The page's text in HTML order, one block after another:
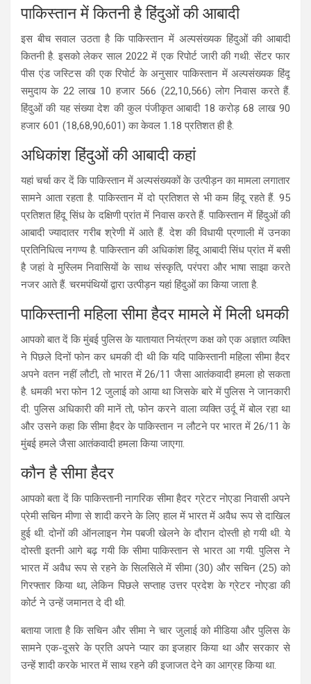
पाकिस्तान में कितनी है हिंदुओं की आबादी
इस बीच सवाल उठता है कि पाकिस्तान में अल्पसंख्यक हिंदुओं की आबादी
कितनी है. इसको लेकर साल 2022 में एक रिपोर्ट जारी की गथी. सेंटर फार
पीस एंड जस्टिस की एक रिपोर्ट के अनुसार पाकिस्तान में अल्पसंख्यक हिंदू
समुदाय के 22 लाख 10 हजार 566 (22,10,566) लोग निवास करते हैं.
हिंदुओं की यह संख्या देश की कुल पंजीकृत आबादी 18 करोड़ 68 लाख 90
हजार 601 (18,68,90,601) का केवल 1.18 प्रतिशत ही है.
अधिकांश हिंदुओं की आबादी कहां
यहां चर्चा कर दें कि पाकिस्तान में अल्पसंख्यकों के उत्पीड़न का मामला लगातार
सामने आता रहता है. पाकिस्तान में दो प्रतिशत से भी कम हिंदू रहते हैं. 95
प्रतिशत हिंदू सिंध के दक्षिणी प्रांत में निवास करते हैं. पाकिस्तान में हिंदुओं की
आबादी ज्यादातर गरीब श्रेणी में आते हैं. देश की विधायी प्रणाली में उनका
प्रतिनिधित्व नगण्य है. पाकिस्तान की अधिकांश हिंदू आबादी सिंध प्रांत में बसी
है जहां वे मुस्लिम निवासियों के साथ संस्कृति, परंपरा और भाषा साझा करते
नजर आते हैं. चरमपंथियों द्वारा उत्पीड़न यहां हिंदुओं का किया जाता है.
पाकिस्तानी महिला सीमा हैदर मामले में मिली धमकी
आपको बात दें कि मुंबई पुलिस के यातायात नियंत्रण कक्ष को एक अज्ञात व्यक्ति
ने पिछले दिनों फोन कर धमकी दी थी कि यदि पाकिस्तानी महिला सीमा हैदर
अपने वतन नहीं लौटी, तो भारत में 26/11 जैसा आतंकवादी हमला हो सकता
है. धमकी भरा फोन 12 जुलाई को आया था जिसके बारे में पुलिस ने जानकारी
दी. पुलिस अधिकारी की मानें तो, फोन करने वाला व्यक्ति उर्दू में बोल रहा था
और उसने कहा कि सीमा हैदर के पाकिस्तान न लौटने पर भारत में 26/11 के
मुंबई हमले जैसा आतंकवादी हमला किया जाएगा.
कौन है सीमा हैदर
आपको बता दें कि पाकिस्तानी नागरिक सीमा हैदर ग्रेटर नोएडा निवासी अपने
प्रेमी सचिन मीणा से शादी करने के लिए हाल में भारत में अवैध रूप से दाखिल
हुई थी. दोनों की ऑनलाइन गेम पबजी खेलने के दौरान दोस्ती हो गयी थी. ये
दोस्ती इतनी आगे बढ़ गयी कि सीमा पाकिस्तान से भारत आ गयी. पुलिस ने
भारत में अवैध रूप से रहने के सिलसिले में सीमा (30) और सचिन (25) को
गिरफ्तार किया था, लेकिन पिछले सप्ताह उत्तर प्रदेश के ग्रेटर नोएडा की
कोर्ट ने उन्हें जमानत दे दी थी.
बताया जाता है कि सचिन और सीमा ने चार जुलाई को मीडिया और पुलिस के
सामने एक-दूसरे के प्रति अपने प्यार का इजहार किया था और सरकार से
उन्हें शादी करके भारत में साथ रहने की इजाजत देने का आग्रह किया था.